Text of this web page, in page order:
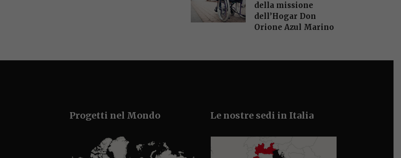
della missione
dell’Hogar Don
Orione Azul Marino
Progetti nel Mondo Le nostre sedi in Italia